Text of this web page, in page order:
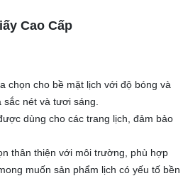
Cao Cấp
chọn cho bề mặt lịch với độ bóng và
nét và tươi sáng.
dùng cho các trang lịch, đảm bảo
thân thiện với môi trường, phù hợp
muốn sản phẩm lịch có yếu tố bền